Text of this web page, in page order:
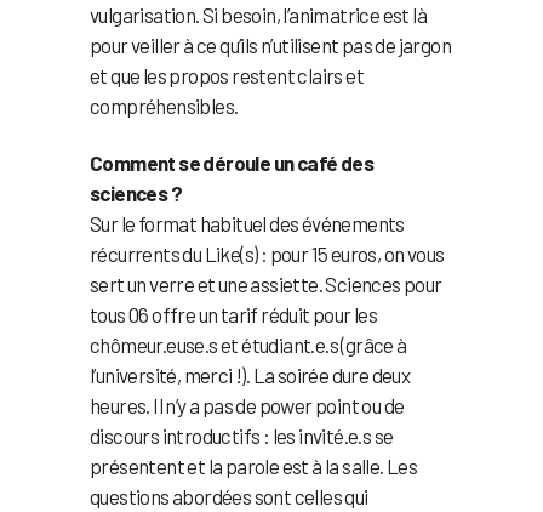
vulgarisation. Si besoin, l’animatrice est là
pour veiller à ce qu’ils n’utilisent pas de jargon
et que les propos restent clairs et
compréhensibles.
Comment se déroule un café des
sciences ?
Sur le format habituel des événements
récurrents du Like(s) : pour 15 euros, on vous
sert un verre et une assiette. Sciences pour
tous 06 offre un tarif réduit pour les
chômeur.euse.s et étudiant.e.s (grâce à
l’université, merci !). La soirée dure deux
heures. Il n’y a pas de power point ou de
discours introductifs : les invité.e.s se
présentent et la parole est à la salle. Les
questions abordées sont celles qui